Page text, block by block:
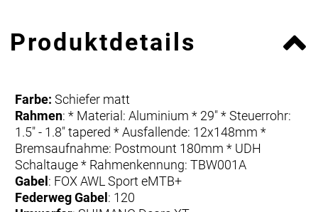
Produktdetails
Farbe: Schiefer matt
Rahmen: * Material: Aluminium * 29" * Steuerrohr:
1.5" - 1.8" tapered * Ausfallende: 12x148mm *
Bremsaufnahme: Postmount 180mm * UDH
Schaltauge * Rahmenkennung: TBW001A
Gabel : FOX AWL Sport eMTB+
Federweg Gabel : 120